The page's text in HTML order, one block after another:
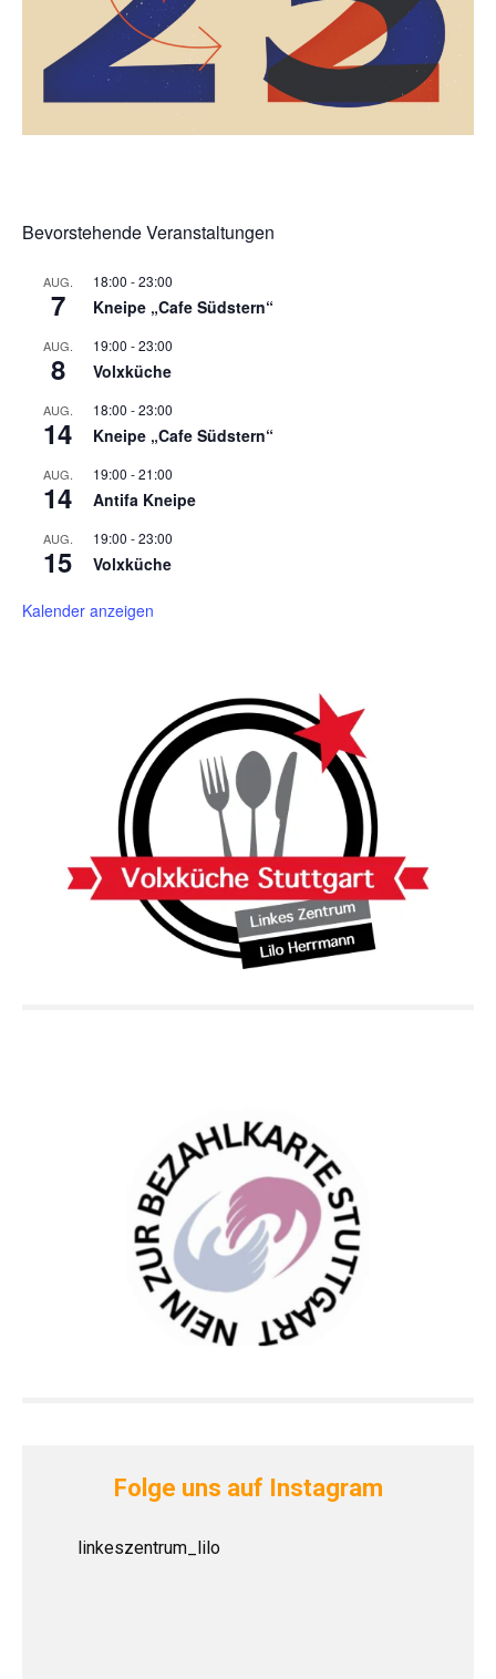
Bevorstehende Veranstaltungen
AUG.
7
18:00 -23:00
Kneipe „Cafe Südstern“
AUG.
8
19:00 -23:00
Volxküche
AUG.
14
18:00 -23:00
Kneipe „Cafe Südstern“
AUG.
14
19:00 -21:00
Antifa Kneipe
AUG.
15
19:00 -23:00
Volxküche
Kalender anzeigen
Folge uns auf Instagram
linkeszentrum_lilo